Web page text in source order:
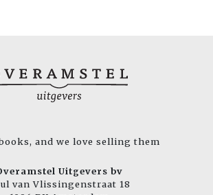
and we love selling them
Uitgevers bv
van Vlissingenstraat 18